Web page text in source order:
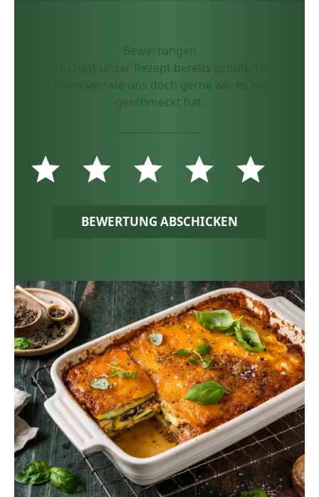
Bewertungen
Du hast unser Rezept bereits probiert?
Dann verrate uns doch gerne wie es dir
geschmeckt hat.
BEWERTUNG ABSCHICKEN